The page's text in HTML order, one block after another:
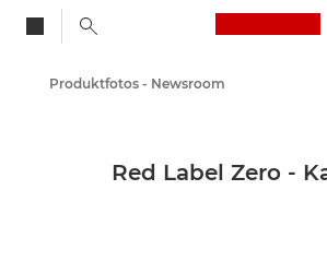
Newsroom
Produktfotos - Newsroom
Red Label Zero -